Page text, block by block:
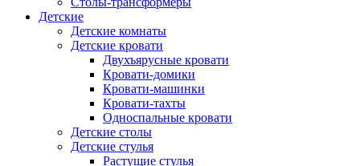
Детские
Детские комнаты
Детские кровати
Двухъярусные кровати
Кровати-домики
Кровати-машинки
Кровати-тахты
Односпальные кровати
Детские столы
Детские стулья
Растущие стулья